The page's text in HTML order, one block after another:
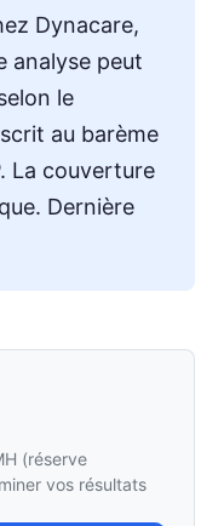
Dynacare,
analyse peut
le
au barème
La couverture
Dernière
(réserve
vos résultats